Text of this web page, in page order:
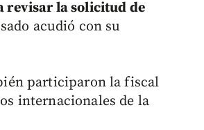
revisar la solicitud de
acudió con su
participaron la fiscal
internacionales de la